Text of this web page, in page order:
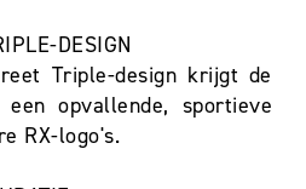
DESIGN
Triple-design krijgt de
een opvallende, sportieve
RX-logo's.